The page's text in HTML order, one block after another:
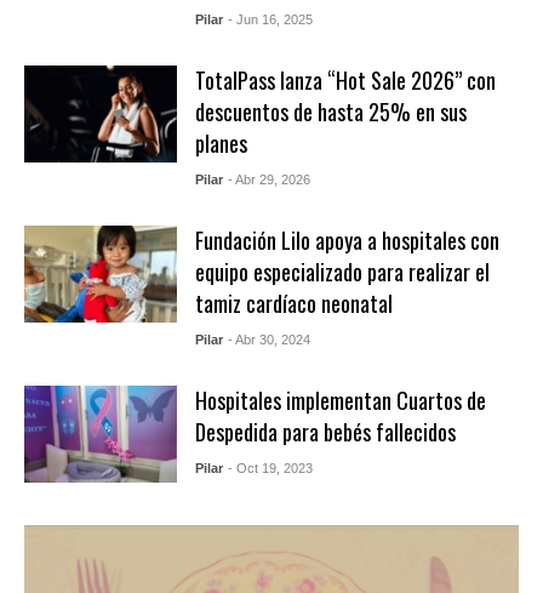
Pilar - Jun 16, 2025
TotalPass lanza “Hot Sale 2026” con
descuentos de hasta 25% en sus
planes
Pilar - Abr 29, 2026
Fundación Lilo apoya a hospitales con
equipo especializado para realizar el
tamiz cardíaco neonatal
Pilar - Abr 30, 2024
Hospitales implementan Cuartos de
Despedida para bebés fallecidos
Pilar - Oct 19, 2023